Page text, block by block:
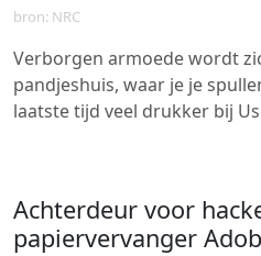
bron: NRC
Verborgen armoede wordt
pandjeshuis, waar je je
laatste tijd veel drukker bij
Achterdeur voor
papiervervanger